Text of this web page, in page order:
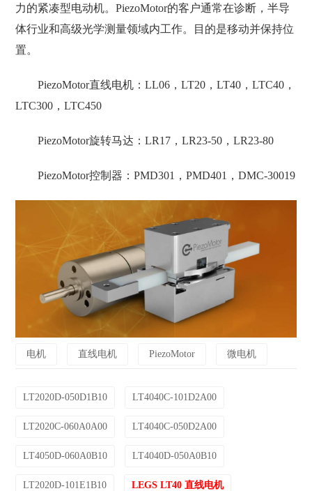
力的紧凑型电动机。PiezoMotor的客户通常在诊断，半导
体行业和高级光学测量领域内工作。目的是移动并保持位
置。
PiezoMotor直线电机：LL06，LT20，LT40，LTC40，
LTC300，LTC450
PiezoMotor旋转马达：LR17，LR23-50，LR23-80
PiezoMotor控制器：PMD301，PMD401，DMC-30019
电机 直线电机 PiezoMotor 微电机
LT2020D-050D1B10 LT4040C-101D2A00
LT2020C-060A0A00 LT4040C-050D2A00
LT4050D-060A0B10 LT4040D-050A0B10
LT2020D-101E1B10 LEGS LT40 直线电机